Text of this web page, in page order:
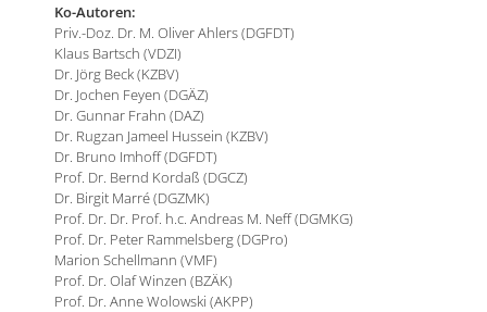
Ko-Autoren:
Priv.-Doz. Dr. M. Oliver Ahlers (DGFDT)
Klaus Bartsch (VDZI)
Dr. Jörg Beck (KZBV)
Dr. Jochen Feyen (DGÄZ)
Dr. Gunnar Frahn (DAZ)
Dr. Rugzan Jameel Hussein (KZBV)
Dr. Bruno Imhoff (DGFDT)
Prof. Dr. Bernd Kordaß (DGCZ)
Dr. Birgit Marré (DGZMK)
Prof. Dr. Dr. Prof. h.c. Andreas M. Neff (DGMKG)
Prof. Dr. Peter Rammelsberg (DGPro)
Marion Schellmann (VMF)
Prof. Dr. Olaf Winzen (BZÄK)
Prof. Dr. Anne Wolowski (AKPP)